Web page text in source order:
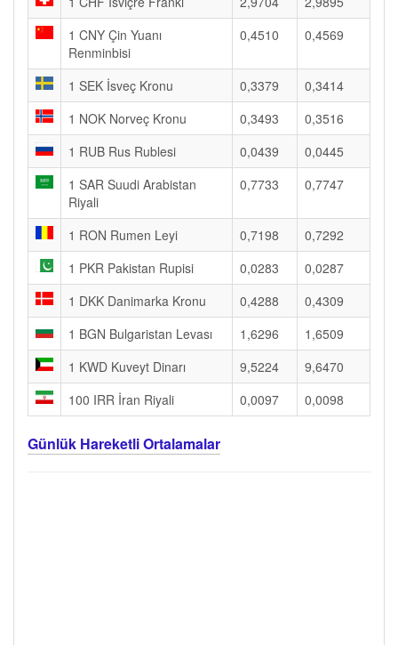
1 CNY Çin Yuanı
Renminbisi
0,4510 0,4569
1 SEK İsveç Kronu 0,3379
0,3414
1 NOK Norveç Kronu
0,3493
0,3516
1 RUB Rus Rublesi
0,0439
0,0445
1 SAR Suudi Arabistan
Riyali
0,7733 0,7747
1 RON Rumen Leyi 0,7198
0,7292
1 PKR Pakistan Rupisi
0,0283
0,0287
1 DKK Danimarka Kronu
0,4288
0,4309
1 BGN Bulgaristan Levası
1,6296
1,6509
1 KWD Kuveyt Dinarı
9,5224
9,6470
100 IRR İran Riyali
0,0097 0,0098
Günlük Hareketli Ortalamalar